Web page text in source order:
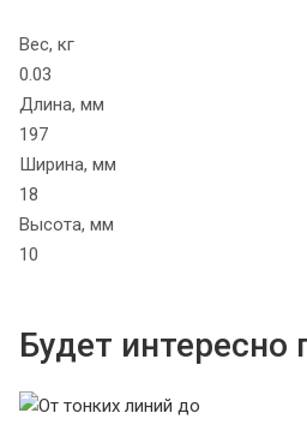
Вес, кг
0.03
Длина, мм
197
Ширина, мм
18
Высота, мм
10
Будет интересно